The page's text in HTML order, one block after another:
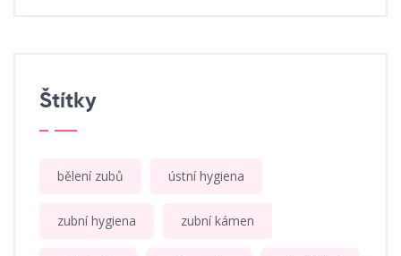
Štítky
bělení zubů ústní hygiena
zubní hygiena zubní kámen